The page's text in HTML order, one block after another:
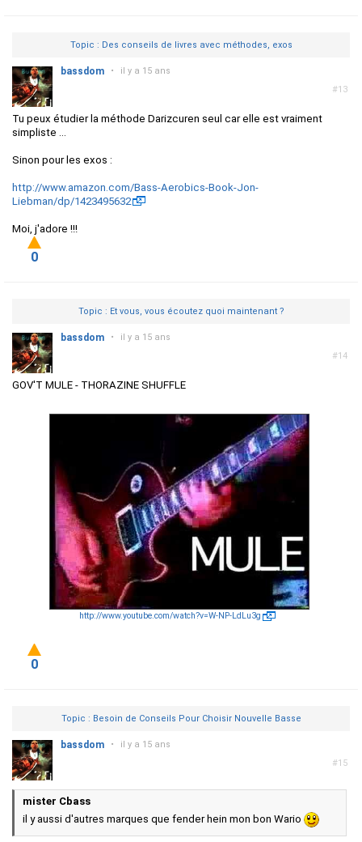
Topic : Des conseils de livres avec méthodes, exos
#13
bassdom • il y a 15 ans
Tu peux étudier la méthode Darizcuren seul car elle est vraiment
simpliste ...
Sinon pour les exos :
http://www.amazon.com/Bass-Aerobics-Book-Jon-
Liebman/dp/1423495632
Moi, j'adore !!!
0
Topic : Et vous, vous écoutez quoi maintenant ?
#14
bassdom • il y a 15 ans
GOV'T MULE - THORAZINE SHUFFLE
http://www.youtube.com/watch?v=W-NP-LdLu3g
0
Topic : Besoin de Conseils Pour Choisir Nouvelle Basse
#15
bassdom • il y a 15 ans
mister Cbass
il y aussi d'autres marques que fender hein mon bon Wario